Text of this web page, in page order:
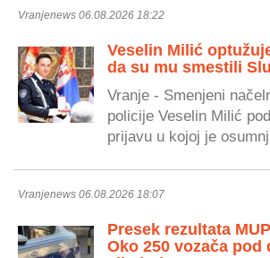
Vranjenews 06.08.2026 18:22
Veselin Milić
da su mu smestili
Vranje - Smenjeni
policije Veselin Milić
prijavu u kojoj je
Vranjenews 06.08.2026 18:07
Presek rezultata
Oko 250 vozača pod